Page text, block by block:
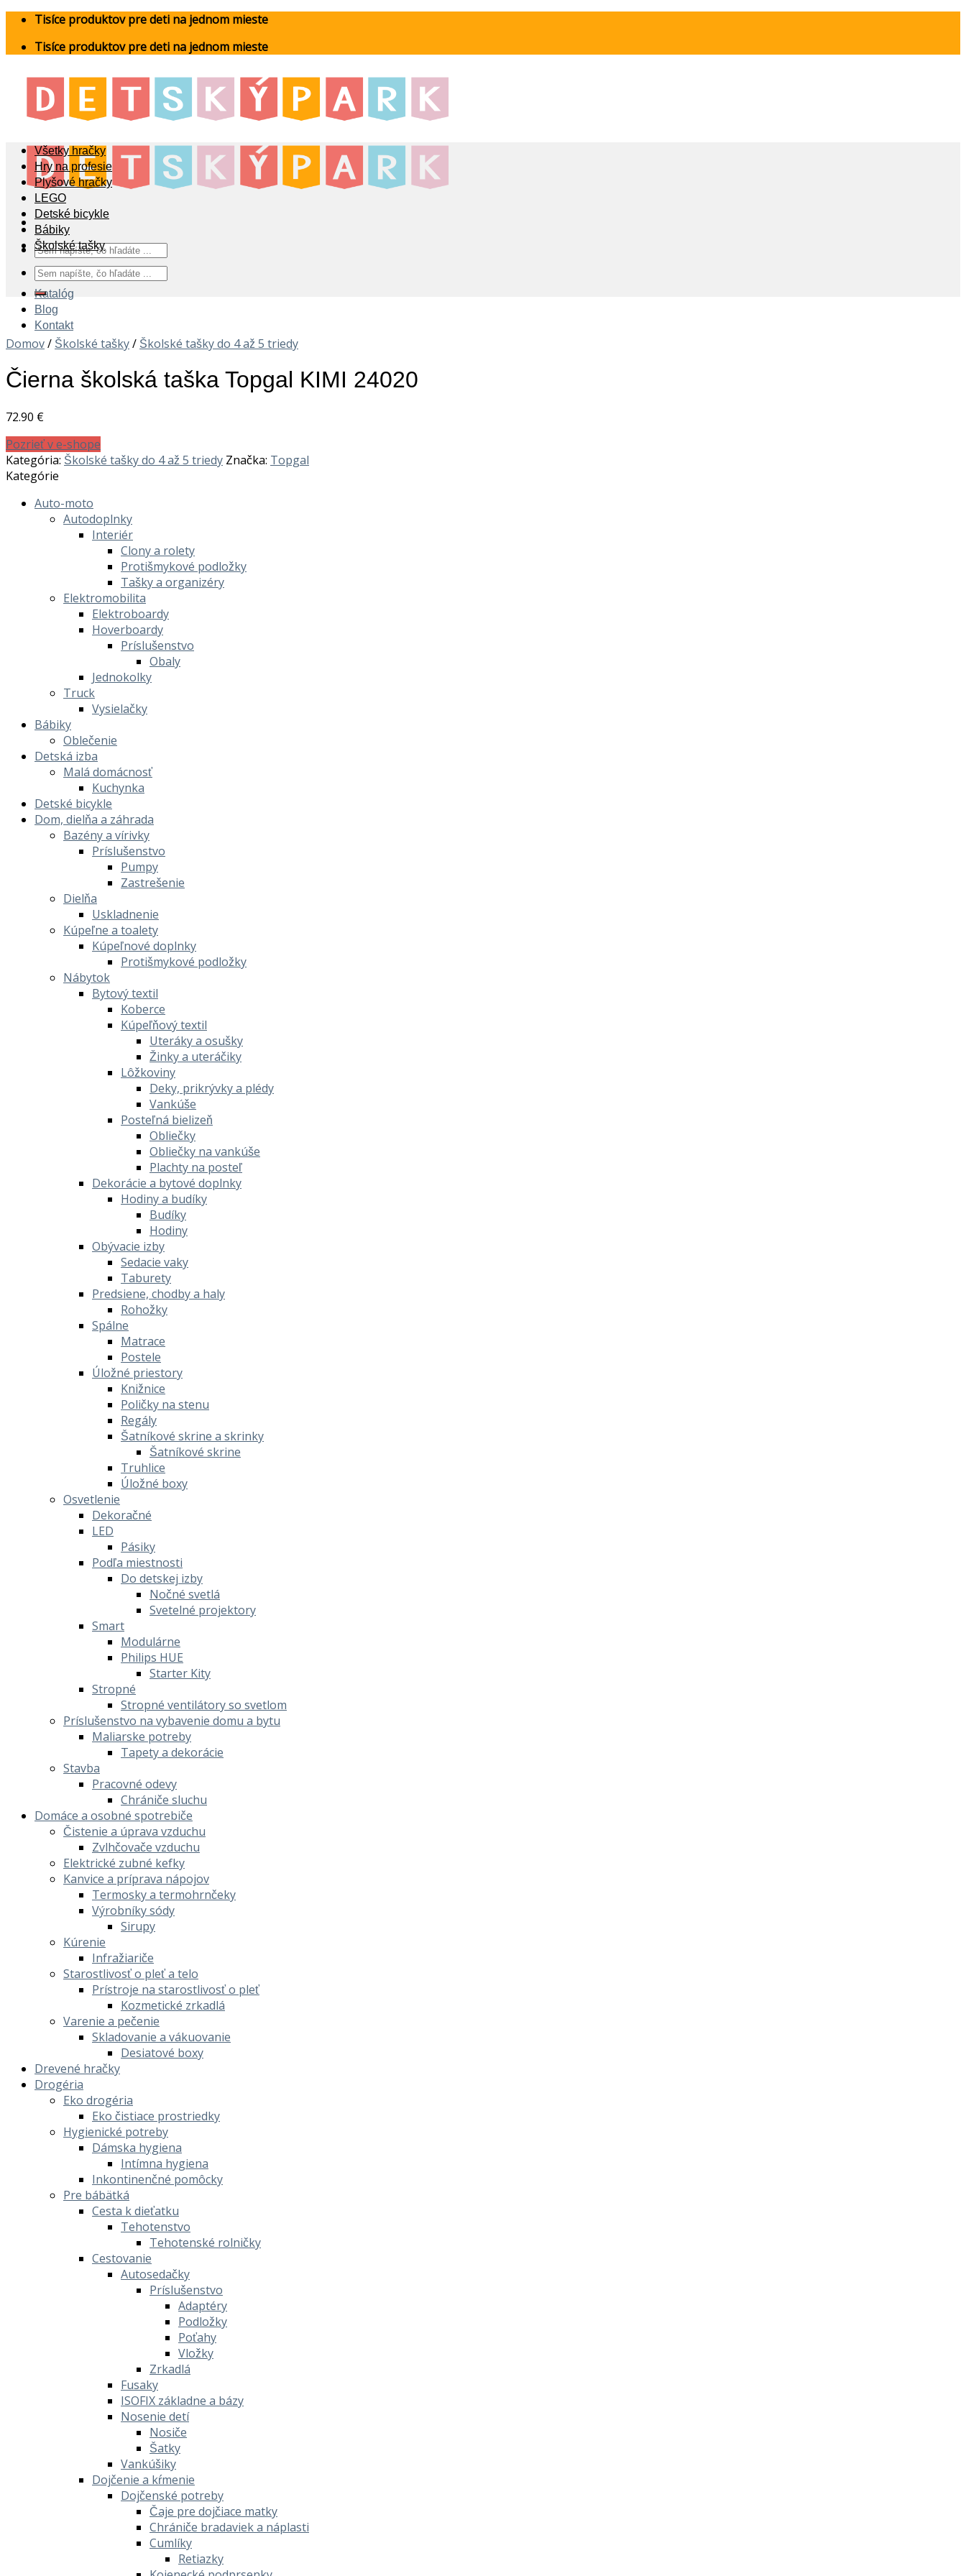
Skip
content
Tisíce produktov pre deti na jednom mieste
Tisíce produktov pre deti na jednom mieste
Hľadať:
Katalóg
Blog
Kontakt
Všetky hračky
Hry na profesie
Plyšové hračky
LEGO
Detské bicykle
Bábiky
Školské tašky
Hľadať:
Domov/ Školské tašky/ Školské tašky do 4 až 5 triedy
Čierna školská taška Topgal KIMI 24020
72.90 €
Pozrieť v e-shope
Kategória: Školské tašky do 4 až 5 triedy Značka: Topgal
Kategórie
Auto-moto
Autodoplnky
Interiér
Clony a rolety
Protišmykové podložky
Tašky a organizéry
Elektromobilita
Elektroboardy
Hoverboardy
Príslušenstvo
Obaly
Jednokolky
Truck
Vysielačky
Bábiky
Oblečenie
Detská izba
Malá domácnosť
Kuchynka
Detské bicykle
Dom, dielňa a záhrada
Bazény a vírivky
Príslušenstvo
Pumpy
Zastrešenie
Dielňa
Uskladnenie
Kúpeľne a toalety
Kúpeľnové doplnky
Protišmykové podložky
Nábytok
Bytový textil
Koberce
Kúpeľňový textil
Uteráky a osušky
Žinky a uteráčiky
Lôžkoviny
Deky, prikrývky a plédy
Vankúše
Posteľná bielizeň
Obliečky
Obliečky na vankúše
Plachty na posteľ
Dekorácie a bytové doplnky
Hodiny a budíky
Budíky
Hodiny
Obývacie izby
Sedacie vaky
Taburety
Predsiene, chodby a haly
Rohožky
Spálne
Matrace
Postele
Úložné priestory
Knižnice
Poličky na stenu
Regály
Šatníkové skrine a skrinky
Šatníkové skrine
Truhlice
Úložné boxy
Osvetlenie
Dekoračné
LED
Pásiky
Podľa miestnosti
Do detskej izby
Nočné svetlá
Svetelné projektory
Smart
Modulárne
Philips HUE
Starter Kity
Stropné
Stropné ventilátory so svetlom
Príslušenstvo na vybavenie domu a bytu
Maliarske potreby
Tapety a dekorácie
Stavba
Pracovné odevy
Chrániče sluchu
Domáce a osobné spotrebiče
Čistenie a úprava vzduchu
Zvlhčovače vzduchu
Elektrické zubné kefky
Kanvice a príprava nápojov
Termosky a termohrnčeky
Výrobníky sódy
Sirupy
Kúrenie
Infražiariče
Starostlivosť o pleť a telo
Prístroje na starostlivosť o pleť
Kozmetické zrkadlá
Varenie a pečenie
Skladovanie a vákuovanie
Desiatové boxy
Drevené hračky
Drogéria
Eko drogéria
Eko čistiace prostriedky
Hygienické potreby
Dámska hygiena
Intímna hygiena
Inkontinenčné pomôcky
Pre bábätká
Cesta k dieťatku
Tehotenstvo
Tehotenské rolničky
Cestovanie
Autosedačky
Príslušenstvo
Adaptéry
Podložky
Poťahy
Vložky
Zrkadlá
Fusaky
ISOFIX základne a bázy
Nosenie detí
Nosiče
Šatky
Vankúšiky
Dojčenie a kŕmenie
Dojčenské potreby
Čaje pre dojčiace matky
Chrániče bradaviek a náplasti
Cumlíky
Retiazky